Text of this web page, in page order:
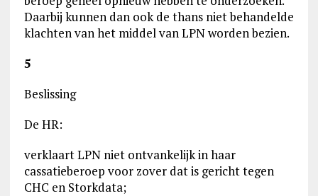
Daarbij kunnen dan ook de thans niet behandelde
klachten van het middel van LPN worden bezien.
5
Beslissing
De HR:
verklaart LPN niet ontvankelijk in haar
cassatieberoep voor zover dat is gericht tegen
CHC en Storkdata;